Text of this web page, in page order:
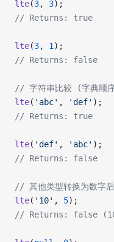
lte(3, 3);
// Returns: true
lte(3, 1 );
// Returns: false
// 字符串比较 (字典顺
lte( 'abc' , 'def' );
// Returns: true
lte( 'def' , 'abc' );
// Returns: false
// 其他类型转换为数字
lte( '10' , 5);
// Returns: false